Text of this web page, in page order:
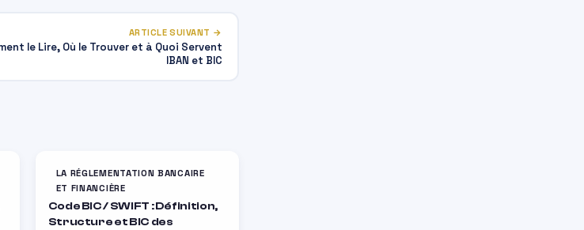
ARTICLE SUIVANT →
le Lire, Où le Trouver et à Quoi Servent
IBAN et BIC
LA RÉGLEMENTATION BANCAIRE
ET FINANCIÈRE
Code BIC / SWIFT : Définition,
Structure et BIC des